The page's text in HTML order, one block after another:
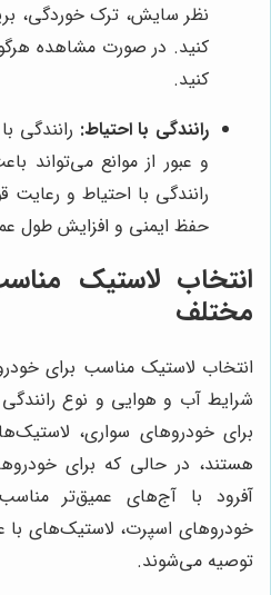
نظر سایش، ترک خوردگی،
کنید. در صورت مشاهده
کنید.
رانندگی با احتیاط: رانندگی
و عبور از موانع می‌تواند
رانندگی با احتیاط و رعایت
حفظ ایمنی و افزایش طول
انتخاب لاستیک
مختلف
انتخاب لاستیک مناسب برای
شرایط آب و هوایی و نوع
برای خودروهای سواری،
هستند، در حالی که برای
آفرود با آج‌های عمیق‌تر
خودروهای اسپرت، لاستیک‌های با
توصیه می‌شوند.